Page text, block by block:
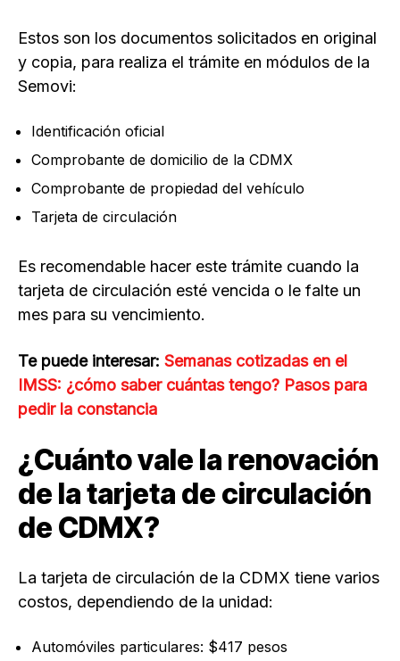
Estos son los documentos solicitados en original
y copia, para realiza el trámite en módulos de la
Semovi:
Identificación oficial
Comprobante de domicilio de la CDMX
Comprobante de propiedad del vehículo
Tarjeta de circulación
Es recomendable hacer este trámite cuando la
tarjeta de circulación esté vencida o le falte un
mes para su vencimiento.
Te puede interesar: Semanas cotizadas en el
IMSS: ¿cómo saber cuántas tengo? Pasos para
pedir la constancia
¿Cuánto vale la renovación
de la tarjeta de circulación
de CDMX?
La tarjeta de circulación de la CDMX tiene varios
costos, dependiendo de la unidad:
Automóviles particulares: $417 pesos